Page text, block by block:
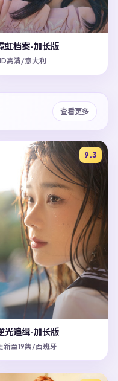
虹档案·加长版
高清/意大利
查看更多
9.3
光追缉·加长版
新至19集/西班牙